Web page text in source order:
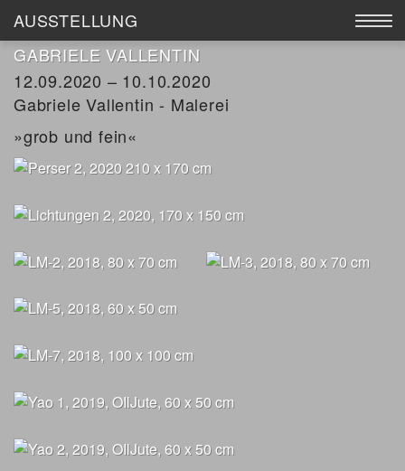
AUSSTELLUNG
AUSSTELLUNG
WERKE
KÜNSTLER
KATALOGE
GALERIE MEIER
ANKAUF
GABRIELE VALLENTIN
12.09.2020 – 10.10.2020
Gabriele Vallentin - Malerei
»grob und fein«